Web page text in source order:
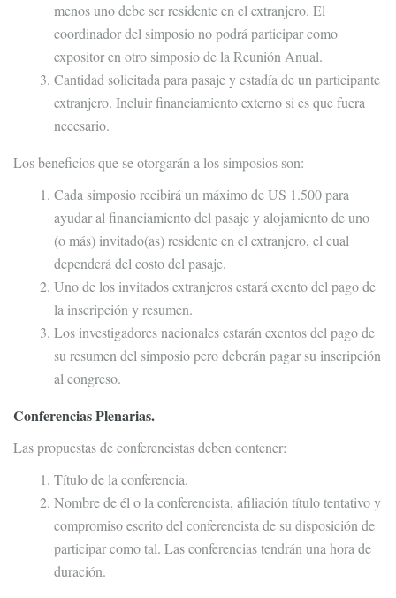
menos uno debe ser residente en el extranjero. El
coordinador del simposio no podrá participar como
expositor en otro simposio de la Reunión Anual.
Cantidad solicitada para pasaje y estadía de un participante
extranjero. Incluir financiamiento externo si es que fuera
necesario.
Los beneficios que se otorgarán a los simposios son:
Cada simposio recibirá un máximo de US 1.500 para
ayudar al financiamiento del pasaje y alojamiento de uno
(o más) invitado(as) residente en el extranjero, el cual
dependerá del costo del pasaje.
Uno de los invitados extranjeros estará exento del pago de
la inscripción y resumen.
Los investigadores nacionales estarán exentos del pago de
su resumen del simposio pero deberán pagar su inscripción
al congreso.
Conferencias Plenarias.
Las propuestas de conferencistas deben contener:
Título de la conferencia.
Nombre de él o la conferencista, afiliación título tentativo y
compromiso escrito del conferencista de su disposición de
participar como tal. Las conferencias tendrán una hora de
duración.